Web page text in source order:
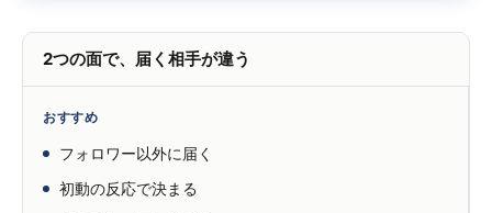
2つの面で、届く相手が違う
おすすめ
フォロワー以外に届く
初動の反応で決まる